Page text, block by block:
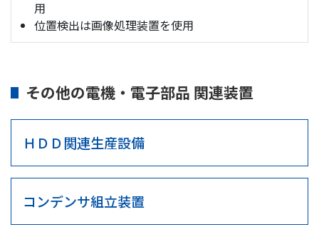
用
位置検出は画像処理装置を使用
その他の電機・電子部品 関連装置
ＨＤＤ関連生産設備
コンデンサ組立装置